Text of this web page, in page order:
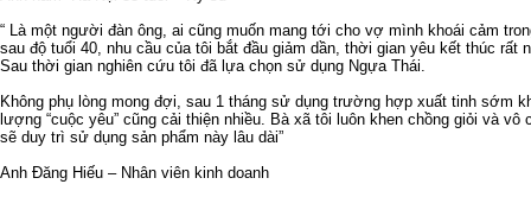
“ Là một người đàn ông, ai cũng muốn mang tới cho vợ mình khoái cảm
sau độ tuổi 40, nhu cầu của tôi bắt đầu giảm dần, thời gian yêu kết thúc rất
Sau thời gian nghiên cứu tôi đã lựa chọn sử dụng Ngựa Thái.
Không phụ lòng mong đợi, sau 1 tháng sử dụng trường hợp xuất tinh sớm
lượng “cuộc yêu” cũng cải thiện nhiều. Bà xã tôi luôn khen chồng giỏi và vô
sẽ duy trì sử dụng sản phẩm này lâu dài”
Anh Đăng Hiếu – Nhân viên kinh doanh